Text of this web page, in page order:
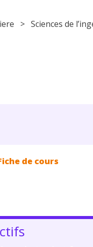
> Sciences de
de cours